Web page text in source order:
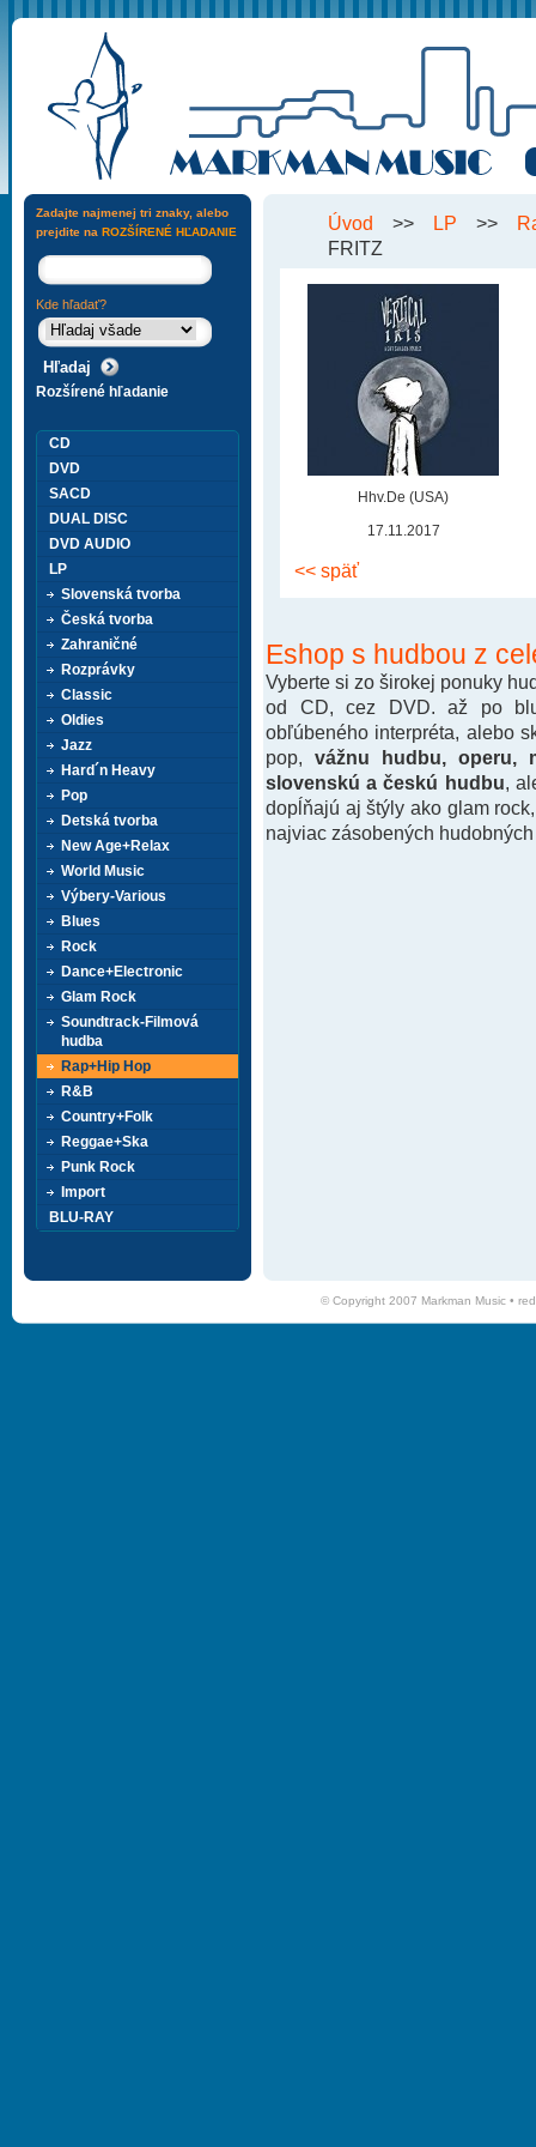
Úvod >> LP >>
FRITZ
Hhv.De (USA)
17.11.2017
<< späť
Eshop s hudbou z
Vyberte si zo širokej ponuky
od CD, cez DVD. až po
obľúbeného interpréta, alebo
pop, vážnu hudbu, operu,
slovenskú a českú hudbu ,
dopĺňajú aj štýly ako glam
najviac zásobených
Zadajte najmenej tri znaky, alebo
prejdite na ROZŠÍRENÉ HĽADANIE
Kde hľadať?
Rozšírené hľadanie
CD
DVD
SACD
DUAL DISC
DVD AUDIO
LP
Slovenská tvorba
Česká tvorba
Zahraničné
Rozprávky
Classic
Oldies
Jazz
Hard´n Heavy
Pop
Detská tvorba
New Age+Relax
World Music
Výbery-Various
Blues
Rock
Dance+Electronic
Glam Rock
Soundtrack-Filmová
hudba
Rap+Hip Hop
R&B
Country+Folk
Reggae+Ska
Punk Rock
Import
BLU-RAY
© Copyright 2007 Markman Music •